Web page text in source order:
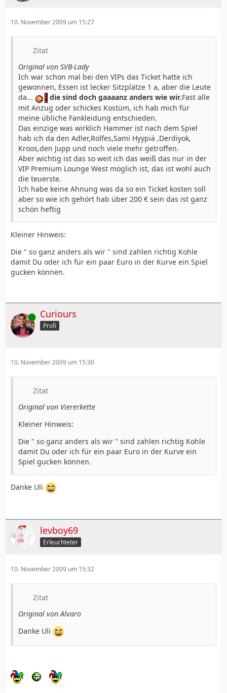
10. November 2009 um 15:27
Zitat
Original von SVB-Lady
Ich war schon mal bei den VIPs das Ticket hatte ich
gewonnen, Essen ist lecker Sitzplätze 1 a, aber die Leute
da...
die sind doch gaaaanz anders wie wir.Fast alle
mit Anzug oder schickes Kostüm, ich hab mich für
meine übliche Fankleidung entschieden.
Das einzige was wirklich Hammer ist nach dem Spiel
hab ich da den Adler,Rolfes,Sami Hyypiä ,Derdiyok,
Kroos,den Jupp und noch viele mehr getroffen.
Aber wichtig ist das so weit ich das weiß das nur in der
VIP Premium Lounge West möglich ist, das ist wohl auch
die teuerste.
Ich habe keine Ahnung was da so ein Ticket kosten soll
aber so wie ich gehört hab über 200 € sein das ist ganz
schön heftig
Kleiner Hinweis:
Die " so ganz anders als wir " sind zahlen richtig Kohle
damit Du oder ich für ein paar Euro in der Kurve ein Spiel
gucken können.
Online Curiours
Profi
10. November 2009 um 15:30
Zitat
Original von Viererkette
Kleiner Hinweis:
Die " so ganz anders als wir " sind zahlen richtig Kohle
damit Du oder ich für ein paar Euro in der Kurve ein
Spiel gucken können.
Danke Uli
levboy69
Erleuchteter
10. November 2009 um 15:32
Zitat
Original von Alvaro
Danke Uli